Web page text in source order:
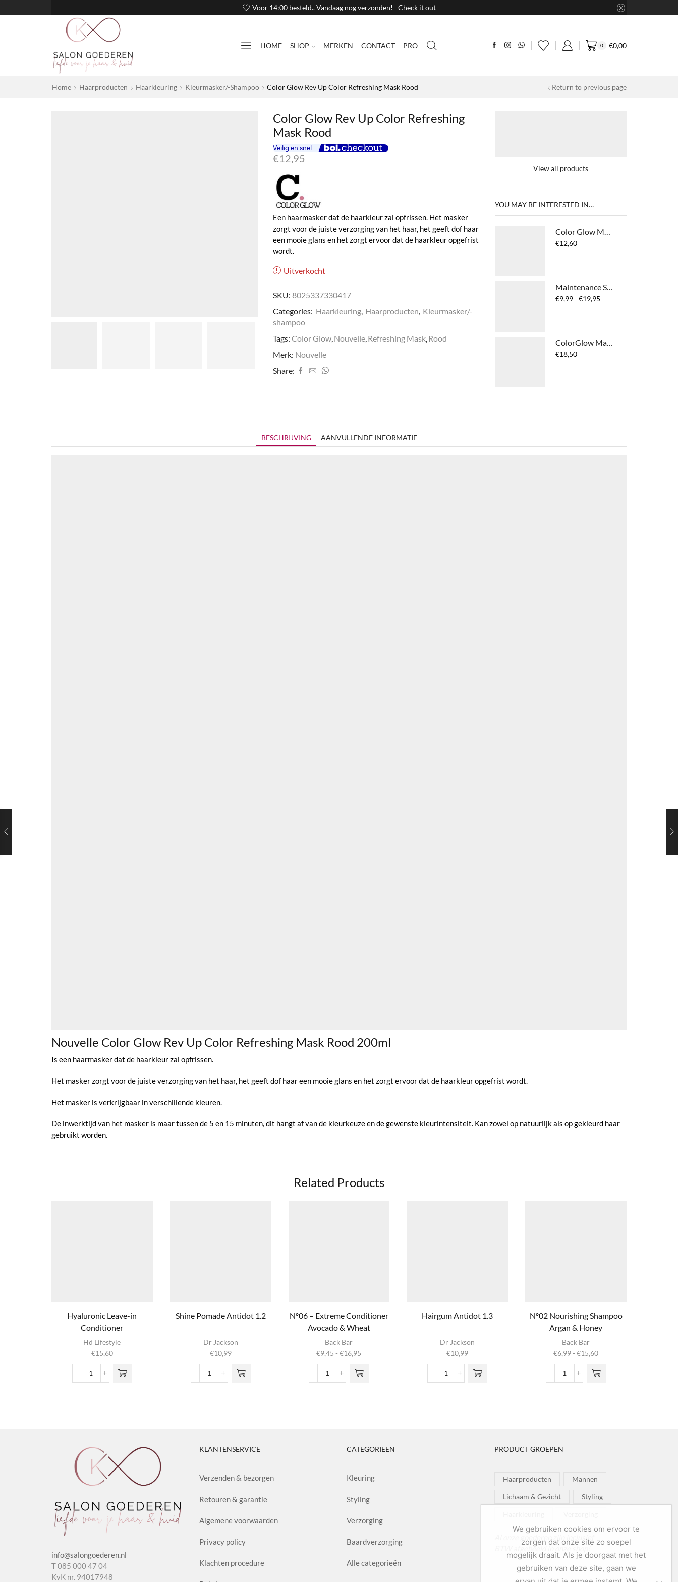
Voor 14:00 besteld.. Vandaag nog verzonden! Check it out
HOME SHOP MERKEN CONTACT PRO 0 €0,00
Home Haarproducten Haarkleuring Kleurmasker/-Shampoo Color Glow Rev Up Color Refreshing Mask Rood Return to previous page
Color Glow Rev Up Color Refreshing
Mask Rood
€12,95
Een haarmasker dat de haarkleur zal opfrissen. Het masker
zorgt voor de juiste verzorging van het haar, het geeft dof haar
een mooie glans en het zorgt ervoor dat de haarkleur opgefrist
wordt.
Uitverkocht
SKU: 8025337330417
Categories: Haarkleuring, Haarproducten, Kleurmasker/-
shampoo
Tags: Color Glow,Nouvelle,Refreshing Mask,Rood
Merk: Nouvelle
Share:
View all products
YOU MAY BE INTERESTED IN…
Color Glow Moisture Refill Spray
€12,60
Maintenance Shampoo Color Glow
€9,99 - €19,95Prijsklasse:
ColorGlow Maintenance Mask
€18,50
BESCHRIJVING AANVULLENDE INFORMATIE
Nouvelle Color Glow Rev Up Color Refreshing Mask Rood 200ml
Is een haarmasker dat de haarkleur zal opfrissen.
Het masker zorgt voor de juiste verzorging van het haar, het geeft dof haar een mooie glans en het zorgt ervoor dat de haarkleur opgefrist wordt.
Het masker is verkrijgbaar in verschillende kleuren.
De inwerktijd van het masker is maar tussen de 5 en 15 minuten, dit hangt af van de kleurkeuze en de gewenste kleurintensiteit. Kan zowel op natuurlijk als op gekleurd haar
gebruikt worden.
Related Products
Hyaluronic Leave-in
Conditioner
Hd Lifestyle
€15,60
Hyaluronic
Shine Pomade Antidot 1.2
Dr Jackson
€10,99
Shine
Nº06 – Extreme Conditioner
Avocado & Wheat
Back Bar
€9,45 - €16,95
tot
Nº06
heeft
meerdere
optie kan
Hairgum Antidot 1.3
Dr Jackson
€10,99
Hairgum
Nº02 Nourishing Shampoo
Argan & Honey
Back Bar
€6,99- €15,60Prijsklasse:
tot
Nº02
heeft
meerdere
optie kan
info@salongoederen.nl
T 085 000 47 04
KvK nr. 94017948
KLANTENSERVICE
Verzenden & bezorgen
Retouren & garantie
Algemene voorwaarden
Privacy policy
Klachten procedure
CATEGORIEËN
Kleuring
Styling
Verzorging
Baardverzorging
Alle categorieën
PRODUCT GROEPEN
Haarproducten Mannen
Lichaam & Gezicht Styling
BTW afgebeeld in onze shop!
We gebruiken cookies om ervoor te
zorgen dat onze site zo soepel
mogelijk draait. Als je doorgaat met het
gebruiken van deze site, gaan we